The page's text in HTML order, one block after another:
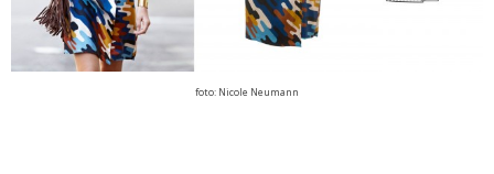
foto: Nicole Neumann